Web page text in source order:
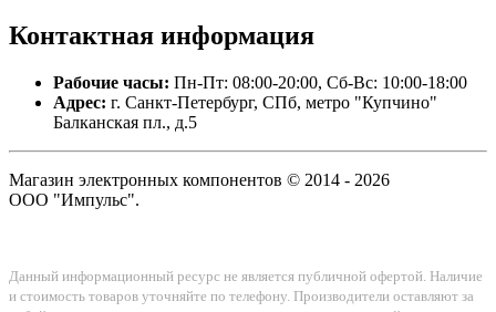
Контактная информация
Рабочие часы: Пн-Пт: 08:00-20:00, Сб-Вс: 10:00-18:00
Адрес: г. Санкт-Петербург, СПб, метро "Купчино"
Балканская пл., д.5
Магазин электронных компонентов © 2014 - 2026
ООО "Импульс".
Данный информационный ресурс не является публичной офертой. Наличие
и стоимость товаров уточняйте по телефону. Производители оставляют за